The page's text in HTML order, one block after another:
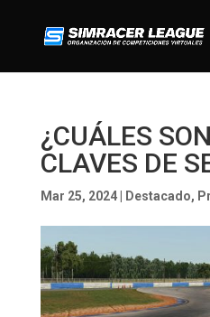
¿CUÁLES
CLAVES DE
Mar 25, 2024| Destacado,